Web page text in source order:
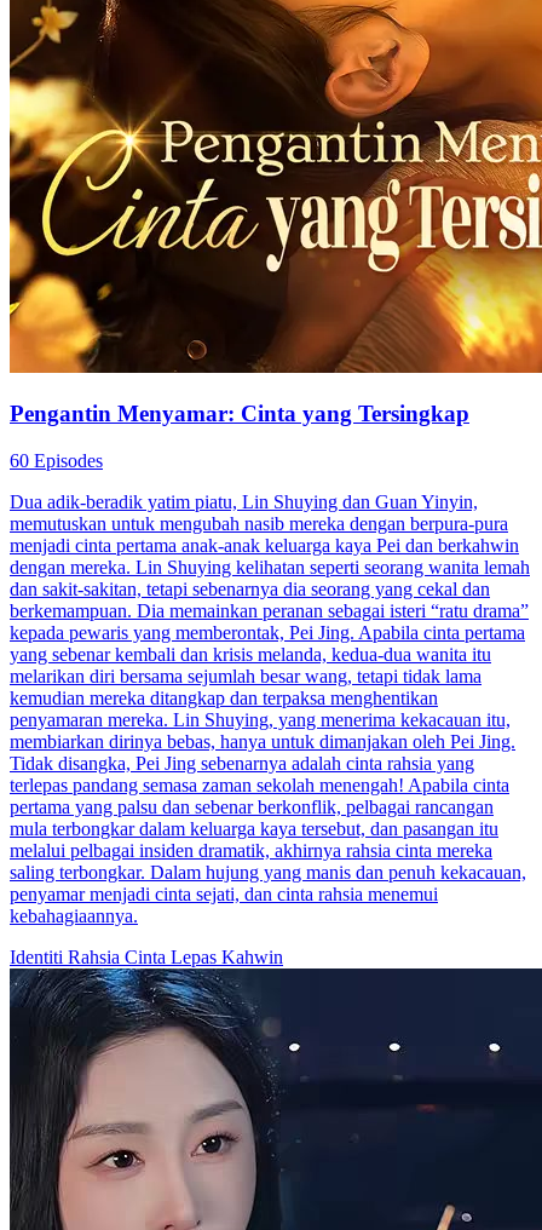
Pengantin Menyamar: Cinta yang Tersingkap
60 Episodes
Dua adik-beradik yatim piatu, Lin Shuying dan Guan Yinyin,
memutuskan untuk mengubah nasib mereka dengan berpura-pura
menjadi cinta pertama anak-anak keluarga kaya Pei dan berkahwin
dengan mereka. Lin Shuying kelihatan seperti seorang wanita lemah
dan sakit-sakitan, tetapi sebenarnya dia seorang yang cekal dan
berkemampuan. Dia memainkan peranan sebagai isteri “ratu drama”
kepada pewaris yang memberontak, Pei Jing. Apabila cinta pertama
yang sebenar kembali dan krisis melanda, kedua-dua wanita itu
melarikan diri bersama sejumlah besar wang, tetapi tidak lama
kemudian mereka ditangkap dan terpaksa menghentikan
penyamaran mereka. Lin Shuying, yang menerima kekacauan itu,
membiarkan dirinya bebas, hanya untuk dimanjakan oleh Pei Jing.
Tidak disangka, Pei Jing sebenarnya adalah cinta rahsia yang
terlepas pandang semasa zaman sekolah menengah! Apabila cinta
pertama yang palsu dan sebenar berkonflik, pelbagai rancangan
mula terbongkar dalam keluarga kaya tersebut, dan pasangan itu
melalui pelbagai insiden dramatik, akhirnya rahsia cinta mereka
saling terbongkar. Dalam hujung yang manis dan penuh kekacauan,
penyamar menjadi cinta sejati, dan cinta rahsia menemui
kebahagiaannya.
Identiti Rahsia Cinta Lepas Kahwin